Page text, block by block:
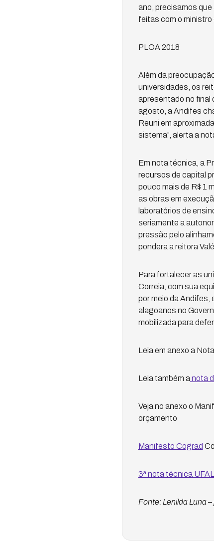
ano, precisamos
feitas com o ministro
PLOA 2018
Além da
universidades, os
apresentado no final
agosto, a Andifes
Reuni em
sistema”, alerta a
Em nota técnica, a
recursos de capital
pouco mais de R$ 1
as obras em
laboratórios de
seriamente a
pressão pelo
pondera a reitora
Para fortalecer as
Correia, com sua
por meio da Andifes,
alagoanos no
mobilizada para
Leia em anexo a
Leia também a nota
Veja no anexo o
orçamento
Manifesto Cograd
3ª nota técnica
Fonte: Lenilda Luna